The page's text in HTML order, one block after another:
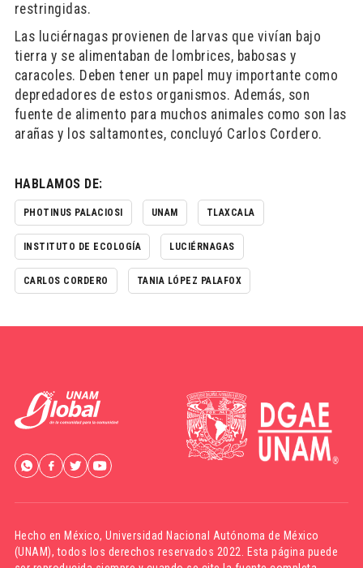
restringidas.
Las luciérnagas provienen de larvas que vivían bajo
tierra y se alimentaban de lombrices, babosas y
caracoles. Deben tener un papel muy importante como
depredadores de estos organismos. Además, son
fuente de alimento para muchos animales como son las
arañas y los saltamontes, concluyó Carlos Cordero.
HABLAMOS DE:
PHOTINUS PALACIOSI UNAM TLAXCALA
INSTITUTO DE ECOLOGÍA LUCIÉRNAGAS
CARLOS CORDERO TANIA LÓPEZ PALAFOX
Hecho en México,Universidad Nacional Autónoma de México
(UNAM), todos los derechos reservados 2022. Esta página puede